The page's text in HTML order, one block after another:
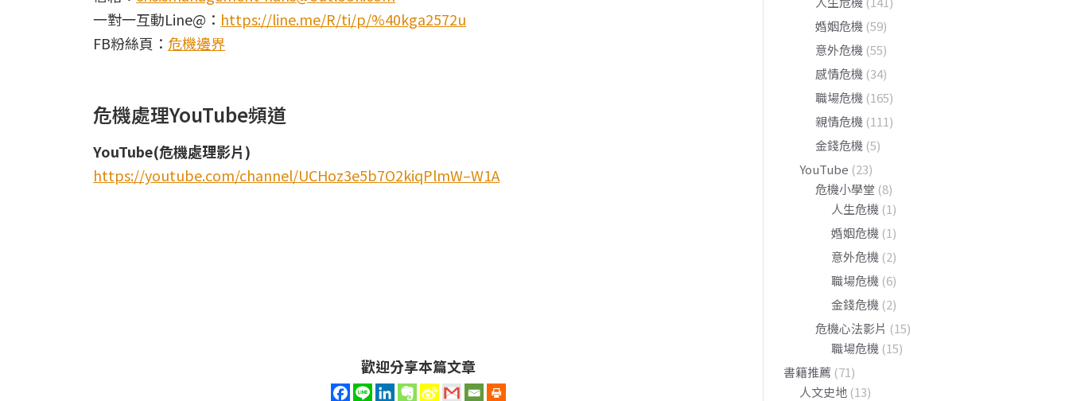
一對一互動Line@： https://line.me/R/ti/p/%40kga2572u
FB粉絲頁： 危機邊界
危機處理YouTube頻道
YouTube(危機處理影片)
https://youtube.com/channel/UCHoz3e5b7O2kiqPlmW–W1A
歡迎分享本篇文章
婚姻危機 (59)
意外危機 (55)
感情危機 (34)
職場危機 (165)
親情危機 (111)
金錢危機 (5)
YouTube (23)
危機小學堂 (8)
人生危機 (1)
婚姻危機 (1)
意外危機 (2)
職場危機 (6)
金錢危機 (2)
危機心法影片 (15)
職場危機 (15)
書籍推薦 (71)
人文史地 (13)